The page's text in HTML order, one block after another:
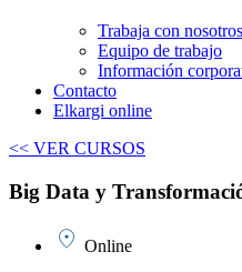
Trabaja con nosotros
Equipo de trabajo
Información
Contacto
Elkargi online
<< VER CURSOS
Big Data y
Online